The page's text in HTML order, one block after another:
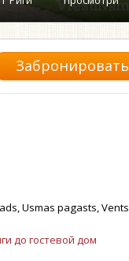
Забронировать
Usmas pagasts,
до гостевой дом